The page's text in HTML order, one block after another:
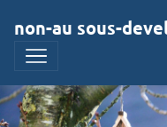
non-au sous-